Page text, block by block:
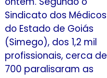
Sindicato dos Médicos
do Estado de Goiás
(Simego), dos 1,2 mil
profissionais, cerca de
700 paralisaram as